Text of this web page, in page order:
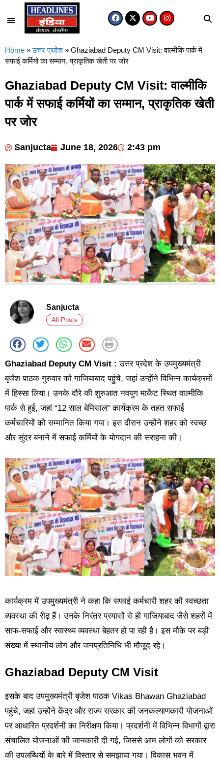
Home » उत्तर प्रदेश » Ghaziabad Deputy CM Visit: वाल्मीकि पार्क में
सफाई कर्मियों का सम्मान, प्राकृतिक खेती पर जोर
Ghaziabad Deputy CM Visit: वाल्मीकि
पार्क में सफाई कर्मियों का सम्मान, प्राकृतिक खेती
पर जोर
Sanjucta June 18, 2026 2:43 pm
Sanjucta
All Posts
Ghaziabad Deputy CM Visit : उत्तर प्रदेश के उपमुख्यमंत्री
बृजेश पाठक गुरुवार को गाजियाबाद पहुंचे, जहां उन्होंने विभिन्न कार्यक्रमों
में हिस्सा लिया। उनके दौरे की शुरुआत नवयुग मार्केट स्थित वाल्मीकि
पार्क से हुई, जहां “12 साल बेमिसाल” कार्यक्रम के तहत सफाई
कर्मचारियों को सम्मानित किया गया। इस दौरान उन्होंने शहर को स्वच्छ
और सुंदर बनाने में सफाई कर्मियों के योगदान की सराहना की।
कार्यक्रम में उपमुख्यमंत्री ने कहा कि सफाई कर्मचारी शहर की स्वच्छता
व्यवस्था की रीढ़ हैं। उनके निरंतर प्रयासों से ही गाजियाबाद जैसे शहरों में
साफ-सफाई और स्वास्थ्य व्यवस्था बेहतर हो पा रही है। इस मौके पर बड़ी
संख्या में स्थानीय लोग और जनप्रतिनिधि भी मौजूद रहे।
Ghaziabad Deputy CM Visit
इसके बाद उपमुख्यमंत्री बृजेश पाठक Vikas Bhawan Ghaziabad
पहुंचे, जहां उन्होंने केंद्र और राज्य सरकार की जनकल्याणकारी योजनाओं
पर आधारित प्रदर्शनी का निरीक्षण किया। प्रदर्शनी में विभिन्न विभागों द्वारा
संचालित योजनाओं की जानकारी दी गई, जिससे आम लोगों को सरकार
की उपलब्धियों के बारे में विस्तार से समझाया गया। विकास भवन में